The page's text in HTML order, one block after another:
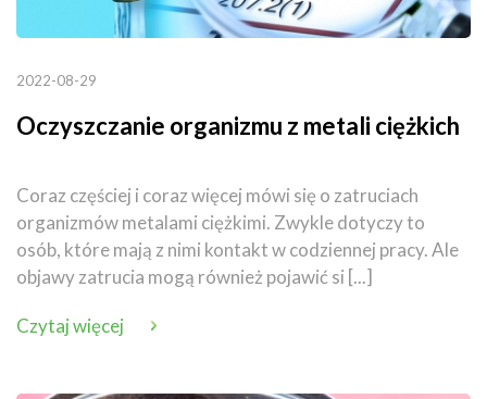
2022-08-29
Oczyszczanie organizmu z metali ciężkich
Coraz częściej i coraz więcej mówi się o zatruciach
organizmów metalami ciężkimi. Zwykle dotyczy to
osób, które mają z nimi kontakt w codziennej pracy. Ale
objawy zatrucia mogą również pojawić si [...]
Czytaj więcej